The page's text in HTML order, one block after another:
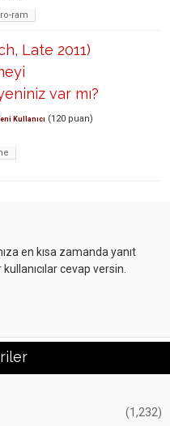
ram
Late 2011)
var mı?
Kullanıcı (120 puan)
en kısa zamanda yanıt
cevap versin.
(1,232)